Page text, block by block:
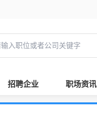
招聘企业 职场资讯